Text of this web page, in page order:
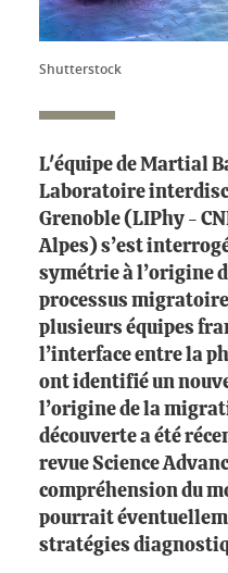
Shutterstock
L'équipe de Martial
Laboratoire
Grenoble (LIPhy -
Alpes) s’est
symétrie à l’origine
processus
plusieurs équipes
l’interface entre la
ont identifié un
l’origine de la
découverte a été
revue Science
compréhension du
pourrait
stratégies